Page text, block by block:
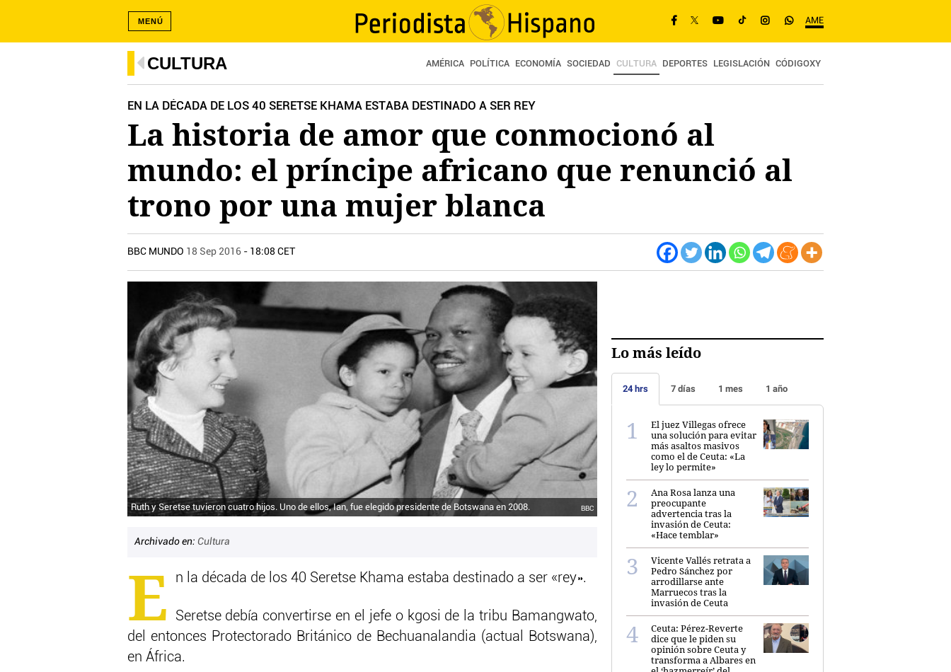
AME
MENÚ
CULTURA AMÉRICA POLÍTICA ECONOMÍA SOCIEDAD CULTURA DEPORTES LEGISLACIÓN CÓDIGOXY
EN LA DÉCADA DE LOS 40 SERETSE KHAMA ESTABA DESTINADO A SER REY
La historia de amor que conmocionó al
mundo: el príncipe africano que renunció al
trono por una mujer blanca
BBC MUNDO 18 Sep 2016 - 18:08 CET
Ruth y Seretse tuvieron cuatro hijos. Uno de ellos, Ian, fue elegido presidente de Botswana en 2008. BBC
Archivado en: Cultura
E n la década de los 40 Seretse Khama estaba destinado a ser «rey».
Seretse debía convertirse en el jefe o kgosi de la tribu Bamangwato,
del entonces Protectorado Británico de Bechuanalandia (actual Botswana),
en África.
Lo más leído
24 hrs 7 días 1 mes 1 año
El juez Villegas ofrece
una solución para evitar
más asaltos masivos
como el de Ceuta: «La
ley lo permite»
Ana Rosa lanza una
preocupante
advertencia tras la
invasión de Ceuta:
«Hace temblar»
Vicente Vallés retrata a
Pedro Sánchez por
arrodillarse ante
Marruecos tras la
invasión de Ceuta
Ceuta: Pérez-Reverte
dice que le piden su
opinión sobre Ceuta y
transforma a Albares en